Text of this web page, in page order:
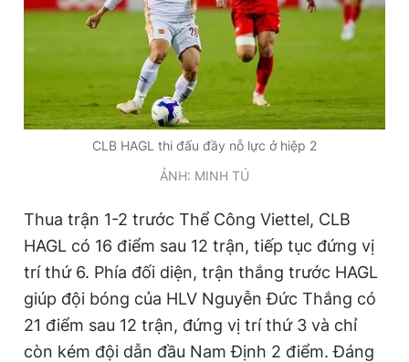
CLB HAGL thi đấu đầy nỗ lực ở hiệp 2
ẢNH: MINH TÚ
Thua trận 1-2 trước Thể Công Viettel, CLB
HAGL có 16 điểm sau 12 trận, tiếp tục đứng vị
trí thứ 6. Phía đối diện, trận thắng trước HAGL
giúp đội bóng của HLV Nguyễn Đức Thắng có
21 điểm sau 12 trận, đứng vị trí thứ 3 và chỉ
còn kém đội dẫn đầu Nam Định 2 điểm. Đáng